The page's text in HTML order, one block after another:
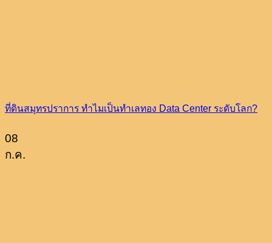
ที่ดินสมุทรปราการ ทำไมเป็นทำเลทอง Data Center ระดับโลก?
08
ก.ค.